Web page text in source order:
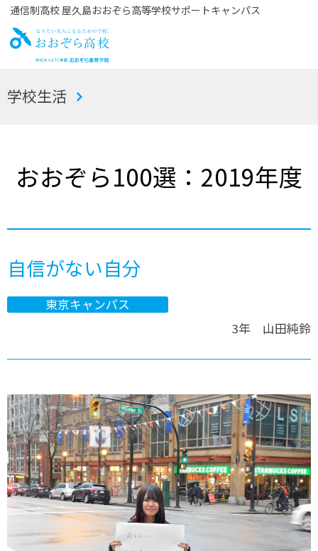
通信制高校 屋久島おおぞら高等学校サポートキャンパス
お
学校生活
おおぞら100選：2019年度
自信がない自分
東京キャンパス
3年 山田純鈴